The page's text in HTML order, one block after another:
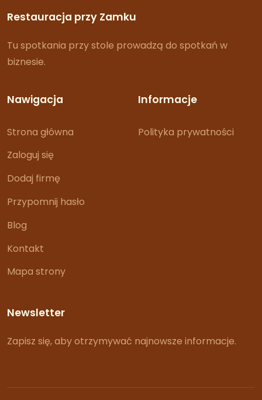
Restauracja przy Zamku
Tu spotkania przy stole prowadzą do spotkań w
biznesie.
Nawigacja
Strona główna
Zaloguj się
Dodaj firmę
Przypomnij hasło
Blog
Kontakt
Mapa strony
Informacje
Polityka prywatności
Newsletter
Zapisz się, aby otrzymywać najnowsze informacje.